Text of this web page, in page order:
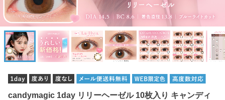
candymagic 1day リリーヘーゼル 10枚入り キャンディ